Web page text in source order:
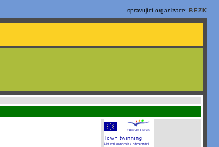
spravující organizace: BEZK